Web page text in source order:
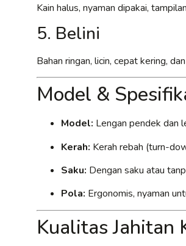
Kain halus, nyaman dipakai,
5. Belini
Bahan ringan, licin, cepat kering,
Model &
Model: Lengan pendek dan
Kerah: Kerah rebah (turn-
Saku: Dengan saku atau
Pola: Ergonomis, nyaman
Kualitas Jahitan